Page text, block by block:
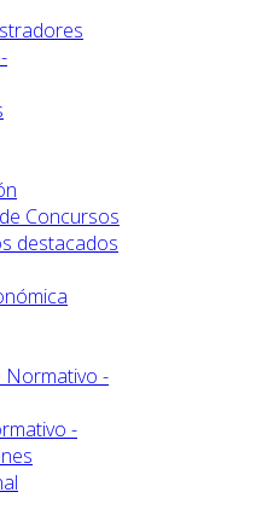
Concursos
destacados
Normativo -
-